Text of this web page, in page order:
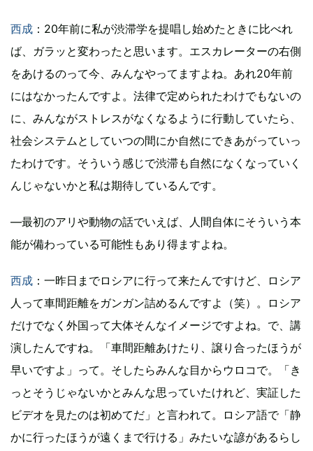
西成 ：20年前に私が渋滞学を提唱し始めたときに比べれ
ば、ガラッと変わったと思います。エスカレーターの右側
をあけるのって今、みんなやってますよね。あれ20年前
にはなかったんですよ。法律で定められたわけでもないの
に、みんながストレスがなくなるように行動していたら、
社会システムとしていつの間にか自然にできあがっていっ
たわけです。そういう感じで渋滞も自然になくなっていく
んじゃないかと私は期待しているんです。
―最初のアリや動物の話でいえば、人間自体にそういう本
能が備わっている可能性もあり得ますよね。
西成 ：一昨日までロシアに行って来たんですけど、ロシア
人って車間距離をガンガン詰めるんですよ（笑）。ロシア
だけでなく外国って大体そんなイメージですよね。で、講
演したんですね。「車間距離あけたり、譲り合ったほうが
早いですよ」って。そしたらみんな目からウロコで。「き
っとそうじゃないかとみんな思っていたけれど、実証した
ビデオを見たのは初めてだ」と言われて。ロシア語で「静
かに行ったほうが遠くまで行ける」みたいな諺があるらし